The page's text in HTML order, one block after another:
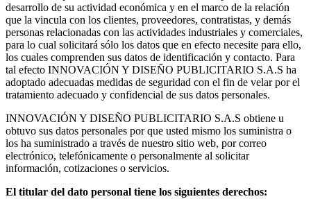
desarrollo de su actividad económica y en el marco de la relación
que la vincula con los clientes, proveedores, contratistas, y demás
personas relacionadas con las actividades industriales y comerciales,
para lo cual solicitará sólo los datos que en efecto necesite para ello,
los cuales comprenden sus datos de identificación y contacto. Para
tal efecto INNOVACIÓN Y DISEÑO PUBLICITARIO S.A.S ha
adoptado adecuadas medidas de seguridad con el fin de velar por el
tratamiento adecuado y confidencial de sus datos personales.
INNOVACIÓN Y DISEÑO PUBLICITARIO S.A.S obtiene u
obtuvo sus datos personales por que usted mismo los suministra o
los ha suministrado a través de nuestro sitio web, por correo
electrónico, telefónicamente o personalmente al solicitar
información, cotizaciones o servicios.
El titular del dato personal tiene los siguientes derechos: